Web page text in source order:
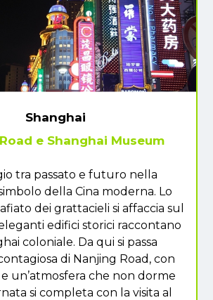
Shanghai
e Shanghai Museum
tra passato e futuro nella
della Cina moderna. Lo
dei grattacieli si affaccia sul
edifici storici raccontano
coloniale. Da qui si passa
di Nanjing Road, con
e un’atmosfera che non dorme
si completa con la visita al